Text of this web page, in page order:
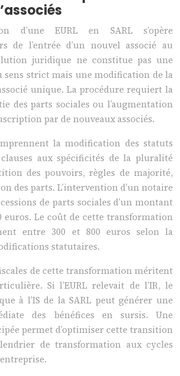
d’une EURL en SARL s’opère
de l’entrée d’un nouvel associé au
juridique ne constitue pas une
strict mais une modification de la
unique. La procédure requiert la
des parts sociales ou l’augmentation
par de nouveaux associés.
la modification des statuts
aux spécificités de la pluralité
des pouvoirs, règles de majorité,
des parts. L’intervention d’un notaire
de parts sociales d’un montant
euros. Le coût de cette transformation
entre 300 et 800 euros selon la
statutaires.
de cette transformation méritent
Si l’EURL relevait de l’IR, le
à l’IS de la SARL peut générer une
des bénéfices en sursis. Une
permet d’optimiser cette transition
de transformation aux cycles